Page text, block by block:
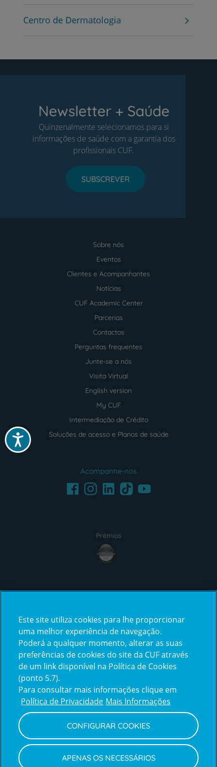
Acessibilidade
Centro de Dermatologia
Newsletter + Saúde
Quinzenalmente selecionamos para si
informações de saúde com a garantia dos
profissionais CUF.
SUBSCREVER
Sobre nós
Eventos
Clientes e Acompanhantes
Notícias
CUF Academic Center
Parcerias
Contactos
Perguntas frequentes
Junte-se a nós
Visita Virtual
English version
My CUF
Intermediação de Crédito
Soluções de acesso e Planos de saúde
Acompanhe-nos
FacebookInstagramLinkedInTikTokYoutube
Prémios
award4
certification2certification3
Reclamações
e
elogios
Política de Privacidade e Cookies
Termos e Condições
Declaração de Acessibilidade
Este site utiliza cookies para lhe proporcionar
uma melhor experiência de navegação.
Poderá a qualquer momento, alterar as suas
preferências de cookies do site da CUF através
de um link disponível na Política de Cookies
(ponto 5.7).
Para consultar mais informações clique em
Política de Privacidade Mais Informações
CONFIGURAR COOKIES
APENAS OS NECESSÁRIOS